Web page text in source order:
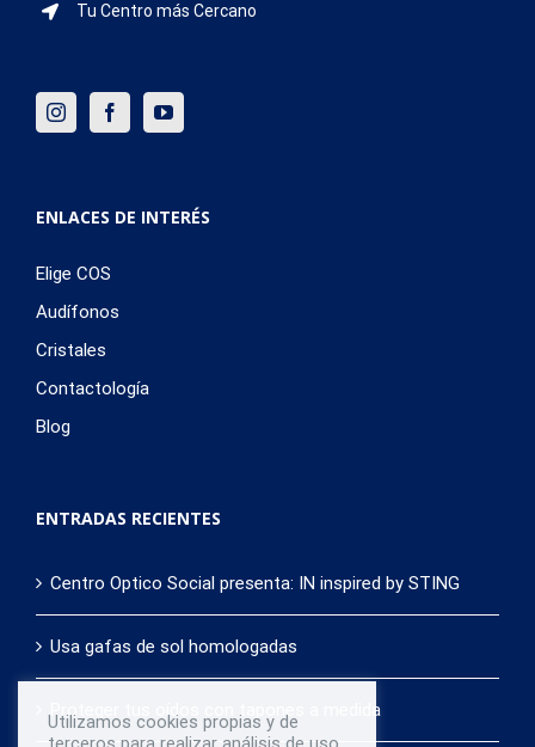
Tu Centro más Cercano
ENLACES DE INTERÉS
Elige COS
Audífonos
Cristales
Contactología
Blog
ENTRADAS RECIENTES
Centro Optico Social presenta: IN inspired by STING
Usa gafas de sol homologadas
Proteger tus oídos con tapones a medida
Utilizamos cookies propias y de